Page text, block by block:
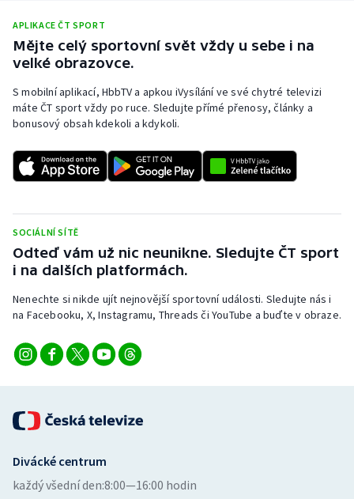
Rychlostní kanoistika
Short track
Stolní tenis
Triatlon
Veslování
Vodní slalom
Ostatní
APLIKACE ČT SPORT
Mějte celý sportovní svět vždy u sebe i na
velké obrazovce.
S mobilní aplikací, HbbTV a apkou iVysílání ve své chytré televizi
máte ČT sport vždy po ruce. Sledujte přímé přenosy, články a
bonusový obsah kdekoli a kdykoli.
SOCIÁLNÍ SÍTĚ
Odteď vám už nic neunikne. Sledujte ČT sport
i na dalších platformách.
Nenechte si nikde ujít nejnovější sportovní události. Sledujte nás i
na Facebooku, X, Instagramu, Threads či YouTube a buďte v obraze.
Divácké centrum
každý všední den:8:00—16:00 hodin